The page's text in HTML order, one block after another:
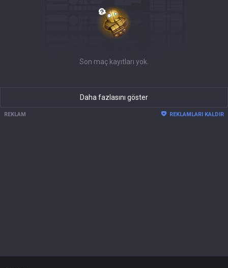
Son maç kayıtları yok.
Daha fazlasını göster
REKLAM REKLAMLARI KALDIR